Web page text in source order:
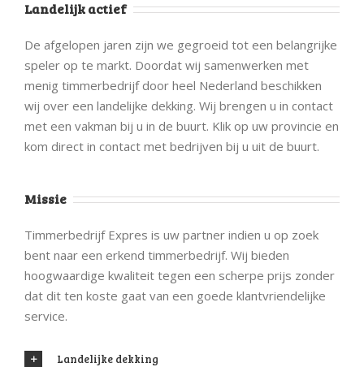
Landelijk actief
De afgelopen jaren zijn we gegroeid tot een belangrijke
speler op te markt. Doordat wij samenwerken met
menig timmerbedrijf door heel Nederland beschikken
wij over een landelijke dekking. Wij brengen u in contact
met een vakman bij u in de buurt. Klik op uw provincie en
kom direct in contact met bedrijven bij u uit de buurt.
Missie
Timmerbedrijf Expres is uw partner indien u op zoek
bent naar een erkend timmerbedrijf. Wij bieden
hoogwaardige kwaliteit tegen een scherpe prijs zonder
dat dit ten koste gaat van een goede klantvriendelijke
service.
Landelijke dekking